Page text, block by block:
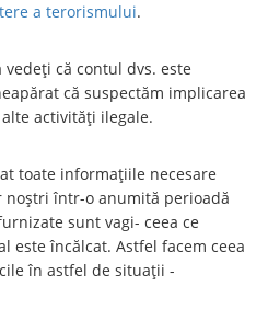
a terorismului.
că contul dvs. este
că suspectăm implicarea
activități ilegale.
toate informațiile necesare
într-o anumită perioadă
sunt vagi- ceea ce
este încălcat. Astfel facem ceea
în astfel de situații -